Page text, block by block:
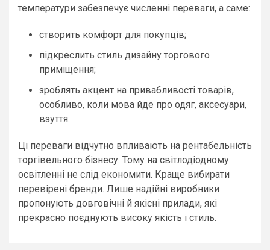
температури забезпечує численні переваги, а саме:
створить комфорт для покупців;
підкреслить стиль дизайну торгового
приміщення;
зроблять акцент на привабливості товарів,
особливо, коли мова йде про одяг, аксесуари,
взуття.
Ці переваги відчутно впливають на рентабельність
торгівельного бізнесу. Тому на світлодіодному
освітленні не слід економити. Краще вибирати
перевірені бренди. Лише надійні виробники
пропонують довговічні й якісні прилади, які
прекрасно поєднують високу якість і стиль.